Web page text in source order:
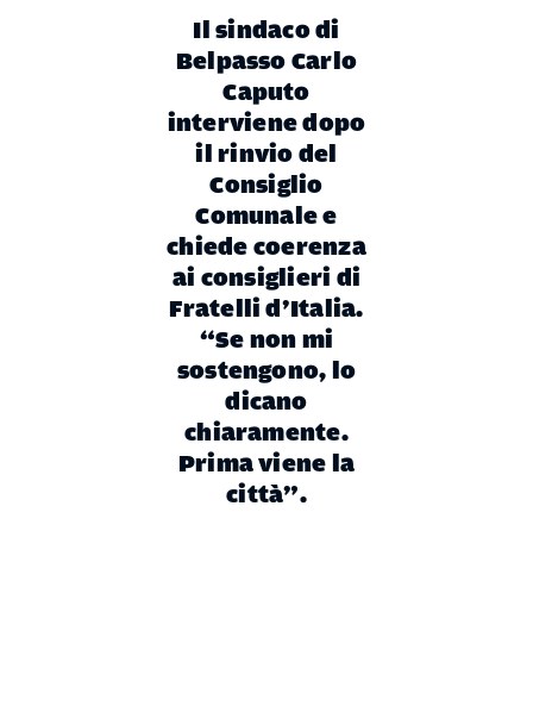
Il sindaco di
Belpasso Carlo
Caputo
interviene dopo
il rinvio del
Consiglio
Comunale e
chiede coerenza
ai consiglieri di
Fratelli d’Italia.
“Se non mi
sostengono, lo
dicano
chiaramente.
Prima viene la
città”.